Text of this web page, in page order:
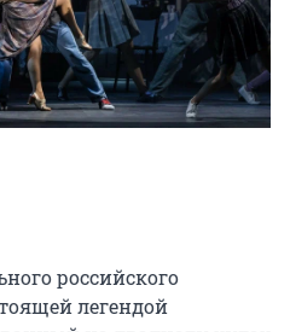
российского
легендой